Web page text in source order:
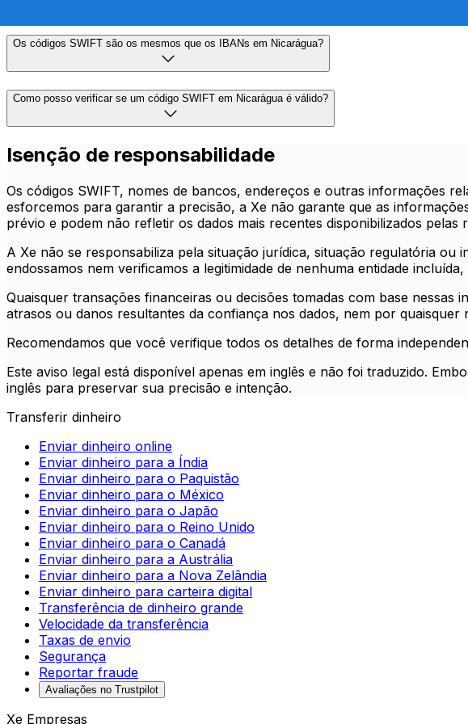
Os códigos SWIFT são os mesmos que os IBANs em Nicarágua?
Como posso verificar se um código SWIFT em Nicarágua é válido?
Isenção de responsabilidade
Os códigos SWIFT, nomes de bancos, endereços e outras informações
esforcemos para garantir a precisão, a Xe não garante que as
prévio e podem não refletir os dados mais recentes disponibilizados pelas
A Xe não se responsabiliza pela situação jurídica, situação regulatória
endossamos nem verificamos a legitimidade de nenhuma entidade
Quaisquer transações financeiras ou decisões tomadas com base
atrasos ou danos resultantes da confiança nos dados, nem por
Recomendamos que você verifique todos os detalhes de forma
Este aviso legal está disponível apenas em inglês e não foi traduzido.
inglês para preservar sua precisão e intenção.
Transferir dinheiro
Enviar dinheiro online
Enviar dinheiro para a Índia
Enviar dinheiro para o Paquistão
Enviar dinheiro para o México
Enviar dinheiro para o Japão
Enviar dinheiro para o Reino Unido
Enviar dinheiro para o Canadá
Enviar dinheiro para a Austrália
Enviar dinheiro para a Nova Zelândia
Enviar dinheiro para carteira digital
Transferência de dinheiro grande
Velocidade da transferência
Taxas de envio
Segurança
Reportar fraude
Avaliações no Trustpilot
Xe Empresas